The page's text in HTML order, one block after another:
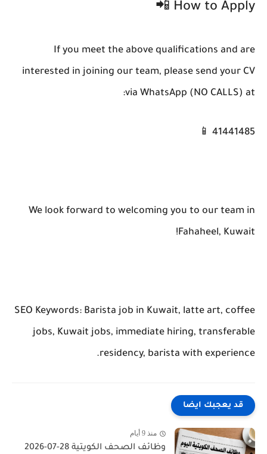
How to Apply 📲
If you meet the above qualifications and are
interested in joining our team, please send your CV
via WhatsApp (NO CALLS) at:
41441485 📱
We look forward to welcoming you to our team in
Fahaheel, Kuwait!
SEO Keywords: Barista job in Kuwait, latte art, coffee
jobs, Kuwait jobs, immediate hiring, transferable
residency, barista with experience.
قد يعجبك ايضا
منذ 9 أيام
وظائف الصحف الكويتية 28-07-2026